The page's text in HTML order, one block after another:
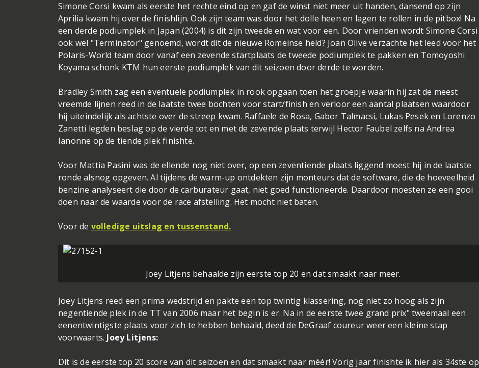
Simone Corsi kwam als eerste het rechte eind op en gaf de winst niet meer uit handen, dansend op zijn
Aprilia kwam hij over de finishlijn. Ook zijn team was door het dolle heen en lagen te rollen in de pitbox! Na
een derde podiumplek in Japan (2004) is dit zijn tweede en wat voor een. Door vrienden wordt Simone Corsi
ook wel "Terminator" genoemd, wordt dit de nieuwe Romeinse held? Joan Olive verzachte het leed voor het
Polaris-World team door vanaf een zevende startplaats de tweede podiumplek te pakken en Tomoyoshi
Koyama schonk KTM hun eerste podiumplek van dit seizoen door derde te worden.
Bradley Smith zag een eventuele podiumplek in rook opgaan toen het groepje waarin hij zat de meest
vreemde lijnen reed in de laatste twee bochten voor start/finish en verloor een aantal plaatsen waardoor
hij uiteindelijk als achtste over de streep kwam. Raffaele de Rosa, Gabor Talmacsi, Lukas Pesek en Lorenzo
Zanetti legden beslag op de vierde tot en met de zevende plaats terwijl Hector Faubel zelfs na Andrea
Ianonne op de tiende plek finishte.
Voor Mattia Pasini was de ellende nog niet over, op een zeventiende plaats liggend moest hij in de laatste
ronde alsnog opgeven. Al tijdens de warm-up ontdekten zijn monteurs dat de software, die de hoeveelheid
benzine analyseert die door de carburateur gaat, niet goed functioneerde. Daardoor moesten ze een gooi
doen naar de waarde voor de race afstelling. Het mocht niet baten.
Voor de volledige uitslag en tussenstand.
Joey Litjens behaalde zijn eerste top 20 en dat smaakt naar meer.
Joey Litjens reed een prima wedstrijd en pakte een top twintig klassering, nog niet zo hoog als zijn
negentiende plek in de TT van 2006 maar het begin is er. Na in de eerste twee grand prix" tweemaal een
eenentwintigste plaats voor zich te hebben behaald, deed de DeGraaf coureur weer een kleine stap
voorwaarts. Joey Litjens:
Dit is de eerste top 20 score van dit seizoen en dat smaakt naar méér! Vorig jaar finishte ik hier als 34ste op